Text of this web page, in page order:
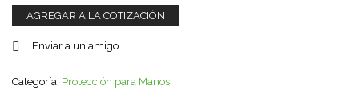
AGREGAR A LA COTIZACIÓN
Enviar a un amigo
Categoría: Protección para Manos